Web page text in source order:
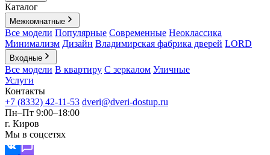
Каталог
Межкомнатные
Все модели Популярные Современные Неоклассика
Минимализм Дизайн Владимирская фабрика дверей LORD
Входные
Все модели В квартиру С зеркалом Уличные
Услуги
Контакты
+7 (8332) 42-11-53 dveri@dveri-dostup.ru
Пн–Пт 9:00–18:00
г. Киров
Мы в соцсетях